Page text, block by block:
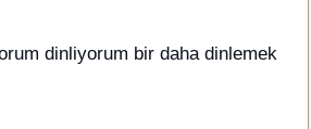
dinliyorum bir daha dinlemek